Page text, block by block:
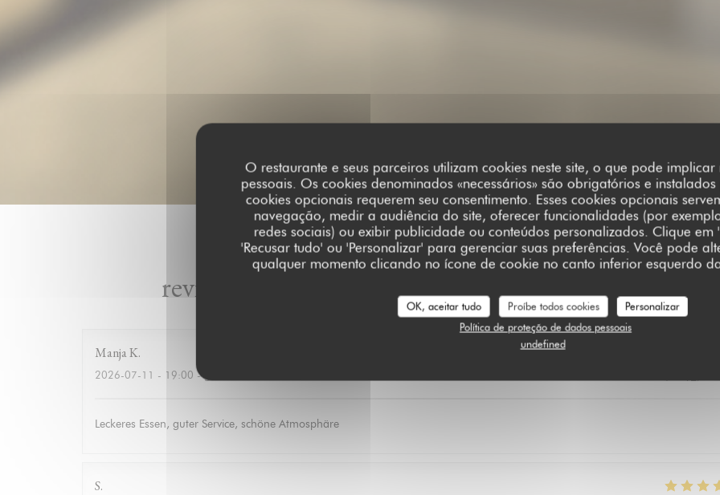
O restaurante e seus parceiros utilizam cookies neste site, o que pode
pessoais. Os cookies denominados «necessários» são obrigatórios e
cookies opcionais requerem seu consentimento. Esses cookies opcionais
navegação, medir a audiência do site, oferecer funcionalidades (por
redes sociais) ou exibir publicidade ou conteúdos personalizados. Clique em
'Recusar tudo' ou 'Personalizar' para gerenciar suas preferências. Você pode
qualquer momento clicando no ícone de cookie no canto inferior esquerdo
OK, aceitar tudo Proíbe todos cookies
Personalizar
Política de proteção de dados pessoais
undefined
reviews_from_our_clients_following_booking
ManjaK
2026-07-11 - 19:00 - guests 10
Leckeres Essen, guter Service, schöne Atmosphäre
S